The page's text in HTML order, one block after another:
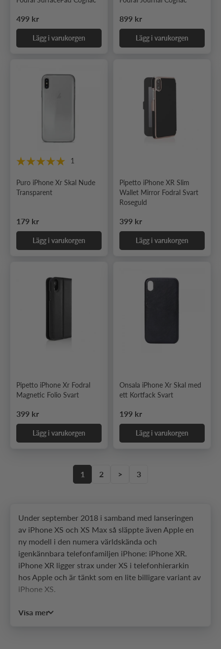
Ordinarie pris
499 kr
Lägg i varukorgen
Ordinarie pris
899 kr
Lägg i varukorgen
1
Puro iPhone Xr Skal Nude
Transparent
Ordinarie pris
179 kr
Lägg i varukorgen
Pipetto iPhone XR Slim
Wallet Mirror Fodral Svart
Roseguld
Ordinarie pris
399 kr
Lägg i varukorgen
Pipetto iPhone Xr Fodral
Magnetic Folio Svart
Ordinarie pris
399 kr
Lägg i varukorgen
Onsala iPhone Xr Skal med
ett Kortfack Svart
Ordinarie pris
199 kr
Lägg i varukorgen
1 2 > 3
Under september 2018 i samband med lanseringen
av iPhone XS och XS Max så släppte även Apple en
ny modell i den numera världskända och
igenkännbara telefonfamiljen iPhone: iPhone XR.
iPhone XR ligger strax under XS i telefonhierarkin
hos Apple och är tänkt som en lite billigare variant av
iPhone XS.
Men trots det billigare priset så får man inte någon
Visa mer